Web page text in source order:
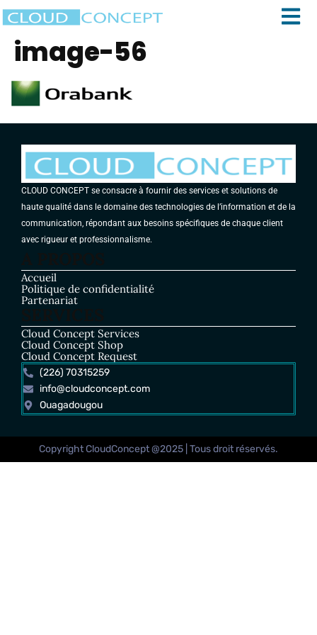
image-56
CLOUD CONCEPT se consacre à fournir des services et solutions de
haute qualité dans le domaine des technologies de l’information et de la
communication, répondant aux besoins spécifiques de chaque client
avec rigueur et professionnalisme.
Accueil
Politique de confidentialité
Partenariat
Cloud Concept Services
Cloud Concept Shop
Cloud Concept Request
(226) 70315259
info@cloudconcept.com
Ouagadougou
Copyright CloudConcept @2025 | Tous droit réservés.